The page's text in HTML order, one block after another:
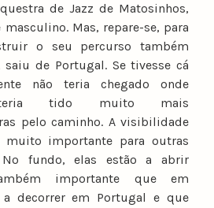
de Jazz de Matosinhos,
Mas, repare-se, para
o seu percurso também
de Portugal. Se tivesse cá
não teria chegado onde
tido muito mais
pelo caminho. A visibilidade
muito importante para outras
No fundo, elas estão a abrir
importante que em
decorrer em Portugal e que